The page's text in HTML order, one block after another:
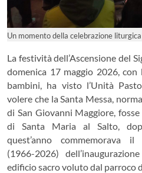
Un momento della celebrazione liturgica
La festività dell’Ascensione del
domenica 17 maggio 2026,
bambini, ha visto l’Unità
volere che la Santa Messa,
di San Giovanni Maggiore,
di Santa Maria al Salto,
quest’anno commemorava il
(1966-2026)
edificio sacro voluto dal parroco